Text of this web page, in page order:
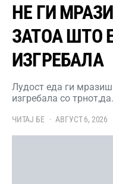
НЕ ГИ
ЗАТОА ШТО
ИЗГРЕБАЛА
Лудост еда ги
изгребала со
ЧИТАЈ БЕ АВГУСТ 6, 2026